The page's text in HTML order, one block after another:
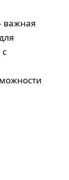
важная